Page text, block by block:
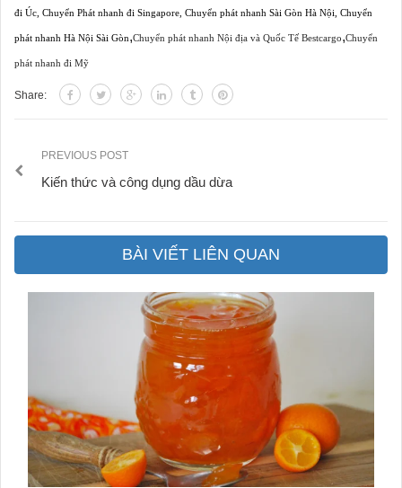
đi Úc Chuyển Phát nhanh đi Singapore Chuyển phát nhanh Sài Gòn Hà Nội Chuyển
phát nhanh Hà Nội Sài Gòn,Chuyển phát nhanh Nội địa và Quốc Tế Bestcargo,Chuyển
phát nhanh đi Mỹ
Share:
PREVIOUS POST
Kiến thức và công dụng dầu dừa
BÀI VIẾT LIÊN QUAN